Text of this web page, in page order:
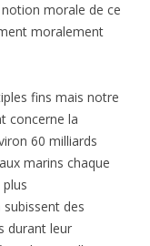
morale de ce
moralement
fins mais notre
concerne la
60 milliards
marins chaque
des
durant leur